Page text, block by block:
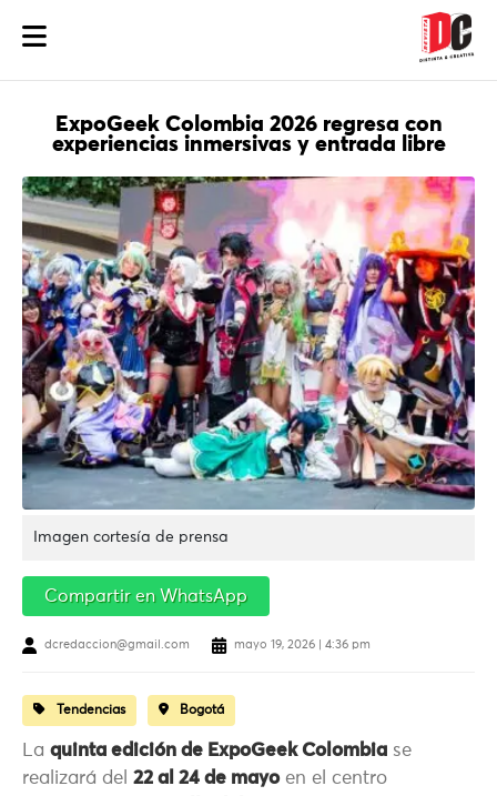
ExpoGeek Colombia 2026 regresa con
experiencias inmersivas y entrada libre
Imagen cortesía de prensa
Compartir en WhatsApp
dcredaccion@gmail.com mayo 19, 2026 | 4:36 pm
Tendencias Bogotá
La quinta edición de ExpoGeek Colombia se
realizará del 22 al 24 de mayoen el centro